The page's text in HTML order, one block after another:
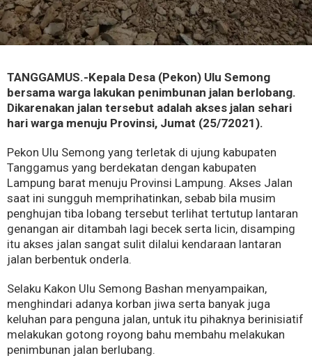
TANGGAMUS.-Kepala Desa (Pekon) Ulu Semong
bersama warga lakukan penimbunan jalan berlobang.
Dikarenakan jalan tersebut adalah akses jalan sehari
hari warga menuju Provinsi, Jumat (25/72021).
Pekon Ulu Semong yang terletak di ujung kabupaten
Tanggamus yang berdekatan dengan kabupaten
Lampung barat menuju Provinsi Lampung. Akses Jalan
saat ini sungguh memprihatinkan, sebab bila musim
penghujan tiba lobang tersebut terlihat tertutup lantaran
genangan air ditambah lagi becek serta licin, disamping
itu akses jalan sangat sulit dilalui kendaraan lantaran
jalan berbentuk onderla.
Selaku Kakon Ulu Semong Bashan menyampaikan,
menghindari adanya korban jiwa serta banyak juga
keluhan para penguna jalan, untuk itu pihaknya berinisiatif
melakukan gotong royong bahu membahu melakukan
penimbunan jalan berlubang.